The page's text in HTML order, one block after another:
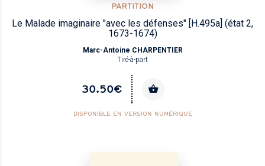
PARTITION
Le Malade imaginaire "avec les défenses" [H.495a] (état 2,
1673-1674)
Marc-Antoine CHARPENTIER
Tiré-à-part
30.50€
DISPONIBLE EN VERSION NUMÉRIQUE